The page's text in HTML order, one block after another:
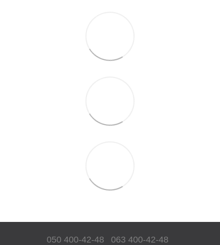
050 400-42-48 063 400-42-48